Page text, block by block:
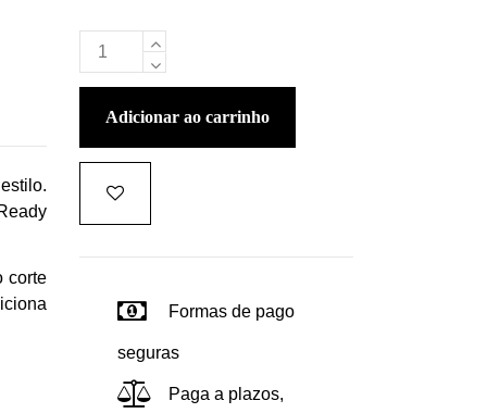
corte
adicionar ao carrinho
Formas de pago
seguras
Paga a plazos,